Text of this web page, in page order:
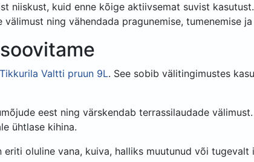
niiskust, kuid enne kõige aktiivsemat suvist
ning vähendada pragunemise, tumenemise
Tikkurila Valtti pruun 9L. See sobib välitingimustes
eest ning värskendab terrassilaudade
ühtlase kihina.
oluline vana, kuiva, halliks muutunud või tugevalt